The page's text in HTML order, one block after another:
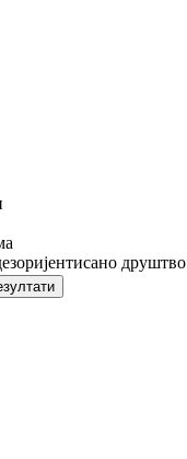
друштво